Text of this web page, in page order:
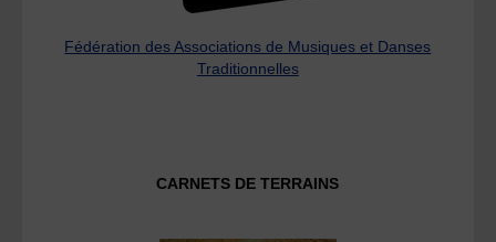
Fédération des Associations de Musiques et Danses
Traditionnelles
CARNETS DE TERRAINS